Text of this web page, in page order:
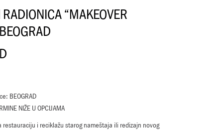
“MAKEOVER
BEOGRAD
NIŽE U OPCIJAMA
i reciklažu starog nameštaja ili redizajn novog